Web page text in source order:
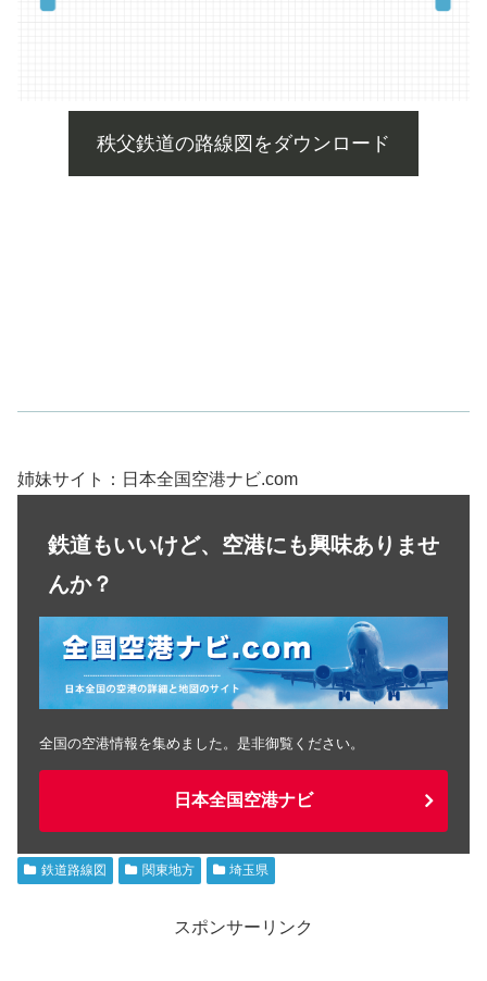
秩父鉄道の路線図をダウンロード
姉妹サイト：日本全国空港ナビ.com
鉄道もいいけど、空港にも興味ありませ
んか？
全国の空港情報を集めました。是非御覧ください。
日本全国空港ナビ
鉄道路線図 関東地方 埼玉県
スポンサーリンク